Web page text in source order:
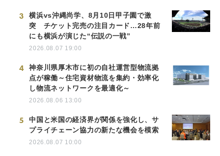
3
横浜vs沖縄尚学、8月10日甲子園で激
突 チケット完売の注目カード…28年前
にも横浜が演じた“伝説の一戦”
2026.08.07 19:00
4
神奈川県厚木市に初の自社運営型物流拠
点が稼働～住宅資材物流を集約・効率化
し物流ネットワークを最適化～
2026.08.06 13:00
5
中国と米国の経済界が関係を強化し、サ
プライチェーン協力の新たな機会を模索
2026.08.07 10:00